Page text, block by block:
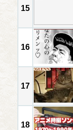
15
16
17
18